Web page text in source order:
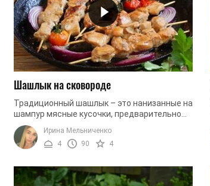
Шашлык на сковороде
Традиционный шашлык – это нанизанные на
шампур мясные кусочки, предварительно
настоянные в маринаде. Чаще всего его
готовят на углях, на свежем ...
Ирина Мельниченко
4
90 4